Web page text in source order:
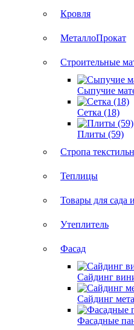
Кровля
МеталлоПрокат
Строительные
Сыпучие
Сетка (18)
Плиты (59)
Стропа
Теплицы
Товары для сада
Утеплитель
Фасад
Сайдинг
Сайдинг
Фасадные